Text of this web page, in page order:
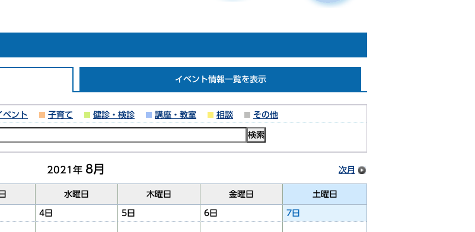
イベント情報一覧を表示
ベント 子育て 健診・検診 講座・教室 相談 その他
2021年 8月 次月
水曜日 木曜日 金曜日 土曜日
4日 5日 6日 7日